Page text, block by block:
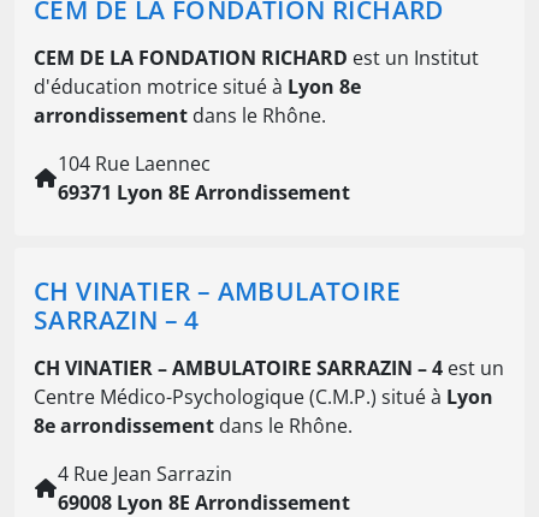
CEM DE LA FONDATION RICHARD
CEM DE LA FONDATION RICHARD est un Institut
d'éducation motrice situé à Lyon 8e
arrondissement dans le Rhône.
104 Rue Laennec
69371 Lyon 8E Arrondissement
CH VINATIER – AMBULATOIRE
SARRAZIN – 4
CH VINATIER – AMBULATOIRE SARRAZIN – 4 est un
Centre Médico-Psychologique (C.M.P.) situé à Lyon
8e arrondissement dans le Rhône.
4 Rue Jean Sarrazin
69008 Lyon 8E Arrondissement